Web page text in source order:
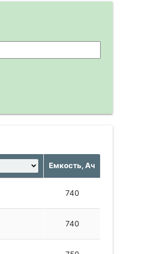
Емкость, Ач
740
740